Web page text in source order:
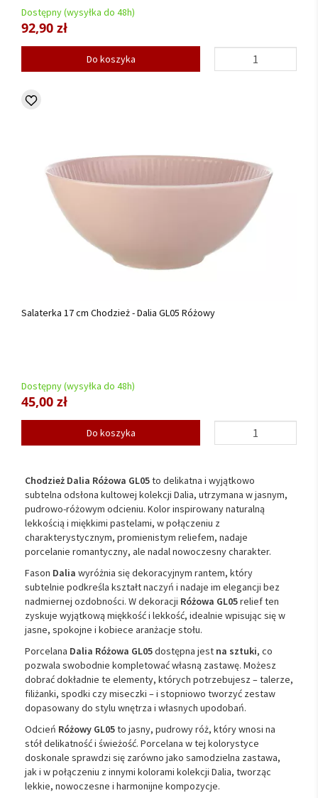
Dostępny (wysyłka do 48h)
92,90 zł
Do koszyka
Salaterka 17 cm Chodzież - Dalia GL05 Różowy
Dostępny (wysyłka do 48h)
45,00 zł
Do koszyka
Chodzież Dalia Różowa GL05to delikatna i wyjątkowo
subtelna odsłona kultowej kolekcji Dalia, utrzymana w jasnym,
pudrowo-różowym odcieniu. Kolor inspirowany naturalną
lekkością i miękkimi pastelami, w połączeniu z
charakterystycznym, promienistym reliefem, nadaje
porcelanie romantyczny, ale nadal nowoczesny charakter.
Fason Dalia wyróżnia się dekoracyjnym rantem, który
subtelnie podkreśla kształt naczyń i nadaje im elegancji bez
nadmiernej ozdobności. W dekoracji Różowa GL05relief ten
zyskuje wyjątkową miękkość i lekkość, idealnie wpisując się w
jasne, spokojne i kobiece aranżacje stołu.
Porcelana Dalia Różowa GL05dostępna jest na sztuki, co
pozwala swobodnie kompletować własną zastawę. Możesz
dobrać dokładnie te elementy, których potrzebujesz – talerze,
filiżanki, spodki czy miseczki – i stopniowo tworzyć zestaw
dopasowany do stylu wnętrza i własnych upodobań.
Odcień Różowy GL05to jasny, pudrowy róż, który wnosi na
stół delikatność i świeżość. Porcelana w tej kolorystyce
doskonale sprawdzi się zarówno jako samodzielna zastawa,
jak i w połączeniu z innymi kolorami kolekcji Dalia, tworząc
lekkie, nowoczesne i harmonijne kompozycje.